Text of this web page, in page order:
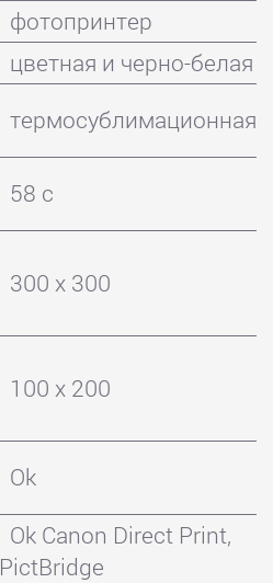
фотопринтер
цветная и черно-белая
термосублимационная
58 с
300 x 300
100 x 200
Ok
Ok Canon Direct Print,
PictBridge